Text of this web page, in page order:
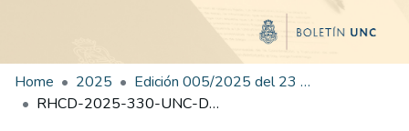
Home 2025
Edición 005/2025 del 23 de junio de 2025
RHCD-2025-330-UNC-DEC#FCEFYN